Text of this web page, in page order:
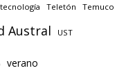
tecnología Teletón Temuco
Austral UST
verano